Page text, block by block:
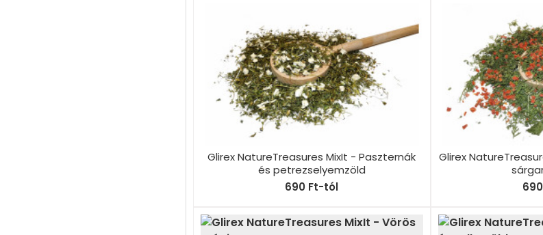
Glirex NatureTreasures MixIt - Paszternák
és petrezselyemzöld
690 Ft-tól
Glirex